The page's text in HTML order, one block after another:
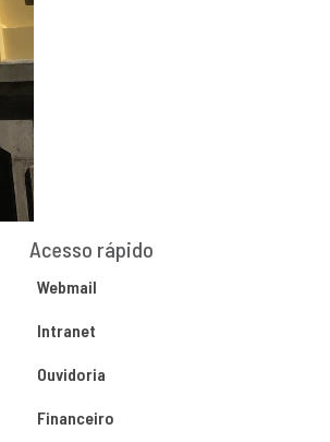
Acesso rápido
Webmail
Intranet
Ouvidoria
Financeiro